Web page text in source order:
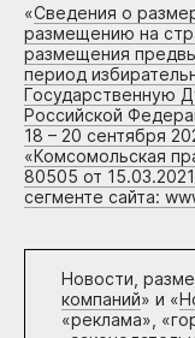
«Сведения о
размещению на
размещения
период
Государственную
Российской
18 – 20 сентября
«Комсомольская
80505 от
сегменте сайта:
Новости,
компаний» и «
«реклама»,